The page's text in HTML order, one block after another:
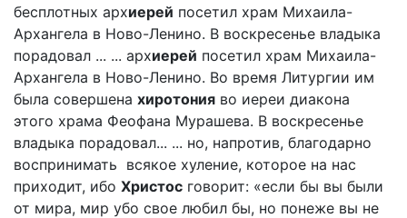
бесплотных архиерей посетил храм Михаила-
Архангела в Ново-Ленино. В воскресенье владыка
порадовал ... ... архиерей посетил храм Михаила-
Архангела в Ново-Ленино. Во время Литургии им
была совершена хиротония во иереи диакона
этого храма Феофана Мурашева. В воскресенье
владыка порадовал... ... но, напротив, благодарно
воспринимать всякое хуление, которое на нас
приходит, ибо Христос говорит: «если бы вы были
от мира, мир убо свое любил бы, но понеже вы не